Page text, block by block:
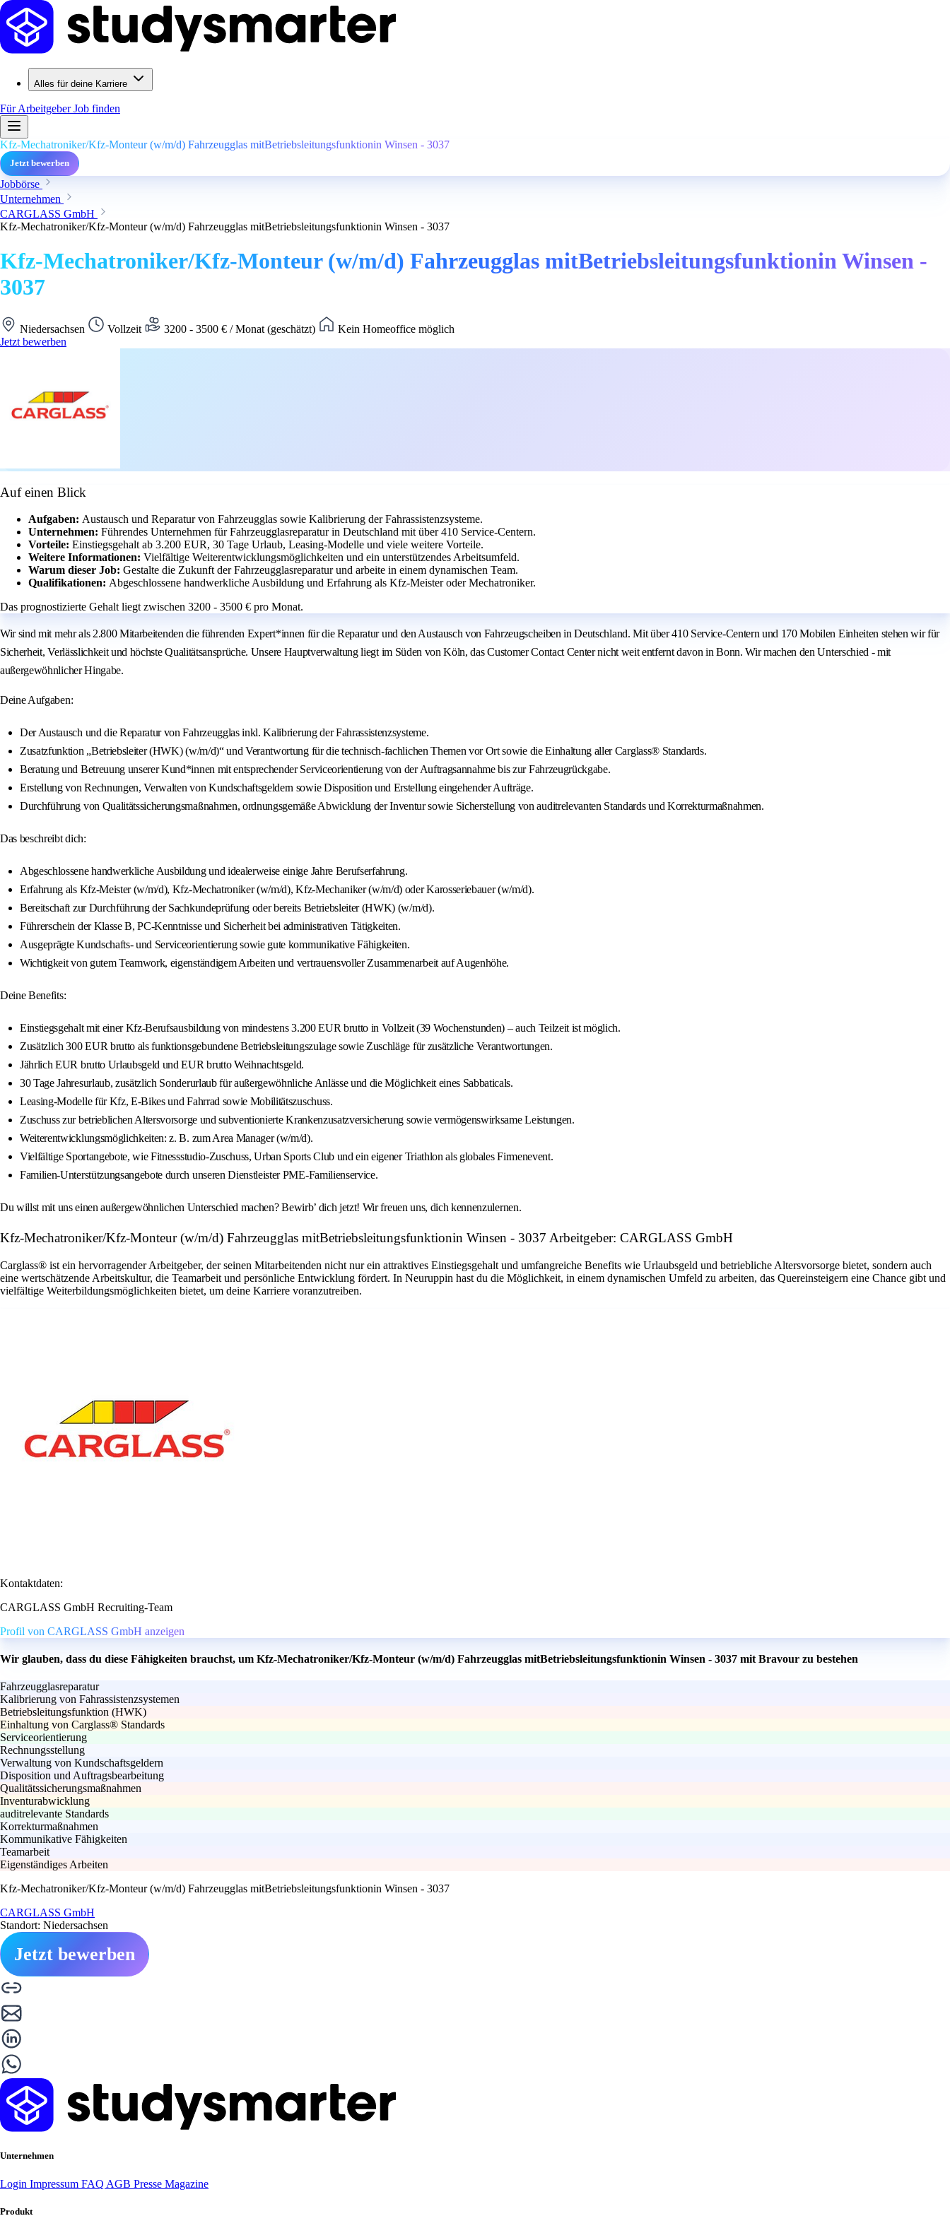
Alles für deine Karriere
Für ArbeitgeberJob finden
Kfz-Mechatroniker/Kfz-Monteur (w/m/d) Fahrzeugglas mitBetriebsleitungsfunktionin Winsen - 3037
Jetzt bewerben
Jobbörse
Unternehmen
CARGLASS GmbH
Kfz-Mechatroniker/Kfz-Monteur (w/m/d) Fahrzeugglas mitBetriebsleitungsfunktionin Winsen - 3037
Kfz-Mechatroniker/Kfz-Monteur (w/m/d) Fahrzeugglas mitBetriebsleitungsfunktionin Winsen -
3037
Niedersachsen Vollzeit 3200 - 3500 € / Monat (geschätzt)
Kein Homeoffice möglich
Jetzt bewerben
Auf einen Blick
Aufgaben: Austausch und Reparatur von Fahrzeugglas sowie Kalibrierung der Fahrassistenzsysteme.
Unternehmen: Führendes Unternehmen für Fahrzeugglasreparatur in Deutschland mit über 410 Service-Centern.
Vorteile: Einstiegsgehalt ab 3.200 EUR, 30 Tage Urlaub, Leasing-Modelle und viele weitere Vorteile.
Weitere Informationen: Vielfältige Weiterentwicklungsmöglichkeiten und ein unterstützendes Arbeitsumfeld.
Warum dieser Job: Gestalte die Zukunft der Fahrzeugglasreparatur und arbeite in einem dynamischen Team.
Qualifikationen: Abgeschlossene handwerkliche Ausbildung und Erfahrung als Kfz-Meister oder Mechatroniker.
Das prognostizierte Gehalt liegt zwischen 3200 - 3500 € pro Monat.
Wir sind mit mehr als 2.800 Mitarbeitenden die führenden Expert*innen für die Reparatur und den Austausch von Fahrzeugscheiben in Deutschland. Mit über 410 Service-Centern und 170 Mobilen Einheiten stehen wir für
Sicherheit, Verlässlichkeit und höchste Qualitätsansprüche. Unsere Hauptverwaltung liegt im Süden von Köln, das Customer Contact Center nicht weit entfernt davon in Bonn. Wir machen den Unterschied - mit
außergewöhnlicher Hingabe.
Deine Aufgaben:
Der Austausch und die Reparatur von Fahrzeugglas inkl. Kalibrierung der Fahrassistenzsysteme.
Zusatzfunktion „Betriebsleiter (HWK) (w/m/d)“ und Verantwortung für die technisch-fachlichen Themen vor Ort sowie die Einhaltung aller Carglass® Standards.
Beratung und Betreuung unserer Kund*innen mit entsprechender Serviceorientierung von der Auftragsannahme bis zur Fahrzeugrückgabe.
Erstellung von Rechnungen, Verwalten von Kundschaftsgeldern sowie Disposition und Erstellung eingehender Aufträge.
Durchführung von Qualitätssicherungsmaßnahmen, ordnungsgemäße Abwicklung der Inventur sowie Sicherstellung von auditrelevanten Standards und Korrekturmaßnahmen.
Das beschreibt dich:
Abgeschlossene handwerkliche Ausbildung und idealerweise einige Jahre Berufserfahrung.
Erfahrung als Kfz-Meister (w/m/d), Kfz-Mechatroniker (w/m/d), Kfz-Mechaniker (w/m/d) oder Karosseriebauer (w/m/d).
Bereitschaft zur Durchführung der Sachkundeprüfung oder bereits Betriebsleiter (HWK) (w/m/d).
Führerschein der Klasse B, PC-Kenntnisse und Sicherheit bei administrativen Tätigkeiten.
Ausgeprägte Kundschafts- und Serviceorientierung sowie gute kommunikative Fähigkeiten.
Wichtigkeit von gutem Teamwork, eigenständigem Arbeiten und vertrauensvoller Zusammenarbeit auf Augenhöhe.
Deine Benefits:
Einstiegsgehalt mit einer Kfz-Berufsausbildung von mindestens 3.200 EUR brutto in Vollzeit (39 Wochenstunden) – auch Teilzeit ist möglich.
Zusätzlich 300 EUR brutto als funktionsgebundene Betriebsleitungszulage sowie Zuschläge für zusätzliche Verantwortungen.
Jährlich EUR brutto Urlaubsgeld und EUR brutto Weihnachtsgeld.
30 Tage Jahresurlaub, zusätzlich Sonderurlaub für außergewöhnliche Anlässe und die Möglichkeit eines Sabbaticals.
Leasing-Modelle für Kfz, E-Bikes und Fahrrad sowie Mobilitätszuschuss.
Zuschuss zur betrieblichen Altersvorsorge und subventionierte Krankenzusatzversicherung sowie vermögenswirksame Leistungen.
Weiterentwicklungsmöglichkeiten: z. B. zum Area Manager (w/m/d).
Vielfältige Sportangebote, wie Fitnessstudio-Zuschuss, Urban Sports Club und ein eigener Triathlon als globales Firmenevent.
Familien-Unterstützungsangebote durch unseren Dienstleister PME-Familienservice.
Du willst mit uns einen außergewöhnlichen Unterschied machen? Bewirb’ dich jetzt! Wir freuen uns, dich kennenzulernen.
Kfz-Mechatroniker/Kfz-Monteur (w/m/d) Fahrzeugglas mitBetriebsleitungsfunktionin Winsen - 3037 Arbeitgeber: CARGLASS GmbH
Carglass® ist ein hervorragender Arbeitgeber, der seinen Mitarbeitenden nicht nur ein attraktives Einstiegsgehalt und umfangreiche Benefits wie Urlaubsgeld und betriebliche Altersvorsorge bietet, sondern auch
eine wertschätzende Arbeitskultur, die Teamarbeit und persönliche Entwicklung fördert. In Neuruppin hast du die Möglichkeit, in einem dynamischen Umfeld zu arbeiten, das Quereinsteigern eine Chance gibt und
vielfältige Weiterbildungsmöglichkeiten bietet, um deine Karriere voranzutreiben.
Kontaktdaten:
CARGLASS GmbH Recruiting-Team
Profil von CARGLASS GmbH anzeigen
Wir glauben, dass du diese Fähigkeiten brauchst, um Kfz-Mechatroniker/Kfz-Monteur (w/m/d) Fahrzeugglas mitBetriebsleitungsfunktionin Winsen - 3037 mit Bravour zu bestehen
Fahrzeugglasreparatur
Kalibrierung von Fahrassistenzsystemen
Betriebsleitungsfunktion (HWK)
Einhaltung von Carglass® Standards
Serviceorientierung
Rechnungsstellung
Verwaltung von Kundschaftsgeldern
Disposition und Auftragsbearbeitung
Qualitätssicherungsmaßnahmen
Inventurabwicklung
auditrelevante Standards
Korrekturmaßnahmen
Kommunikative Fähigkeiten
Teamarbeit
Eigenständiges Arbeiten
Kfz-Mechatroniker/Kfz-Monteur (w/m/d) Fahrzeugglas mitBetriebsleitungsfunktionin Winsen - 3037
CARGLASS GmbH
Standort: Niedersachsen
Jetzt bewerben
Unternehmen
Login Impressum FAQ AGB Presse Magazine
Produkt